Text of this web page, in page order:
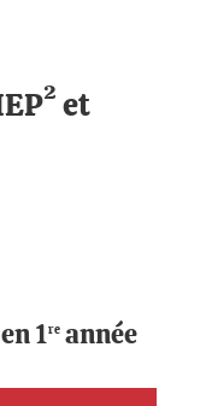
et
1 re année